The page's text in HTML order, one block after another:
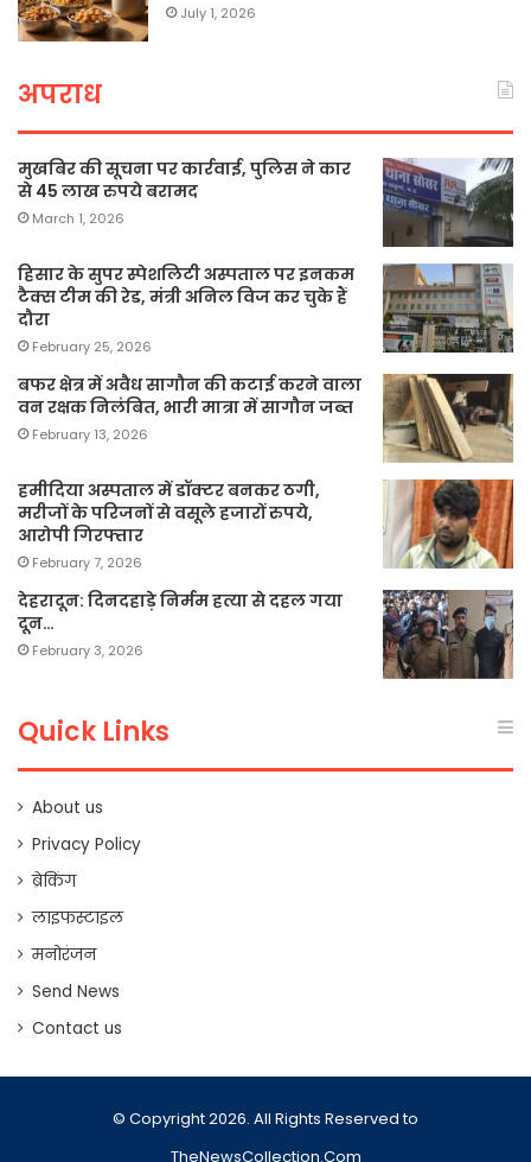
July 1, 2026
अपराध
मुखबिर की सूचना पर कार्रवाई, पुलिस ने कार
से 45 लाख रुपये बरामद
March 1, 2026
हिसार के सुपर स्पेशलिटी अस्पताल पर इनकम
टैक्स टीम की रेड, मंत्री अनिल विज कर चुके हैं
दौरा
February 25, 2026
बफर क्षेत्र में अवैध सागौन की कटाई करने वाला
वन रक्षक निलंबित, भारी मात्रा में सागौन जब्त
February 13, 2026
हमीदिया अस्पताल में डॉक्टर बनकर ठगी,
मरीजों के परिजनों से वसूले हजारों रुपये,
आरोपी गिरफ्तार
February 7, 2026
देहरादून: दिनदहाड़े निर्मम हत्या से दहल गया
दून…
February 3, 2026
Quick Links
About us
Privacy Policy
ब्रेकिंग
लाइफस्टाइल
मनोरंजन
Send News
Contact us
© Copyright 2026. All Rights Reserved to
TheNewsCollection.Com